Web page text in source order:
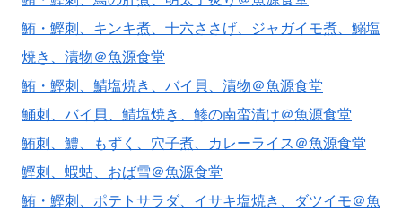
鮪・鰹刺、キンキ煮、十六ささげ、ジャガイモ煮、鰯塩
焼き、漬物＠魚源食堂
鮪・鰹刺、鯖塩焼き、バイ貝、漬物＠魚源食堂
鯒刺、バイ貝、鯖塩焼き、鯵の南蛮漬け＠魚源食堂
鮪刺、鱧、もずく、穴子煮、カレーライス＠魚源食堂
鰹刺、蝦蛄、おば雪＠魚源食堂
鮪・鰹刺、ポテトサラダ、イサキ塩焼き、ダツイモ＠魚